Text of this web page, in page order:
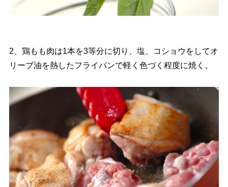
2、鶏もも肉は1本を3等分に切り、塩、コショウをしてオ
リーブ油を熱したフライパンで軽く色づく程度に焼く。